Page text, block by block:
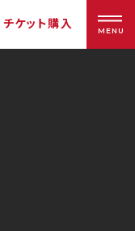
チケット購入 MENU